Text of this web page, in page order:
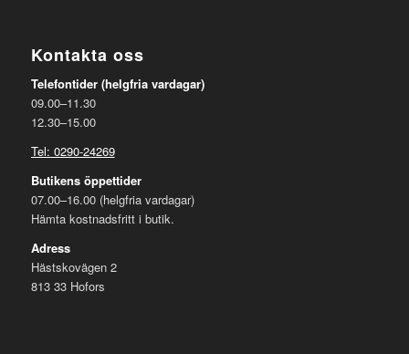
Kontakta oss
Telefontider (helgfria vardagar)
09.00–11.30
12.30–15.00
Tel: 0290-24269
Butikens öppettider
07.00–16.00 (helgfria vardagar)
Hämta kostnadsfritt i butik.
Adress
Hästskovägen 2
813 33 Hofors